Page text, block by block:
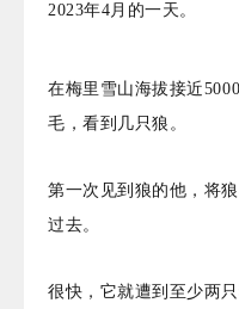
2023年4月的一天。
在梅里雪山海拔接近
毛，看到几只狼。
第一次见到狼的他，将
过去。
很快，它就遭到至少两